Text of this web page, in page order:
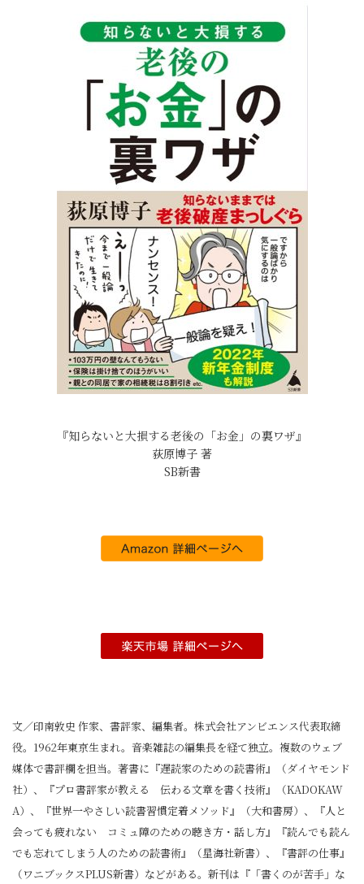
『知らないと大損する老後の「お金」の裏ワザ』
荻原博子 著
SB新書
文／印南敦史 作家、書評家、編集者。株式会社アンビエンス代表取締
役。1962年東京生まれ。音楽雑誌の編集長を経て独立。複数のウェブ
媒体で書評欄を担当。著書に『遅読家のための読書術』（ダイヤモンド
社）、『プロ書評家が教える 伝わる文章を書く技術』（KADOKAW
A）、『世界一やさしい読書習慣定着メソッド』（大和書房）、『人と
会っても疲れない コミュ障のための聴き方・話し方』『読んでも読ん
でも忘れてしまう人のための読書術』（星海社新書）、『書評の仕事』
（ワニブックスPLUS新書）などがある。新刊は『「書くのが苦手」な